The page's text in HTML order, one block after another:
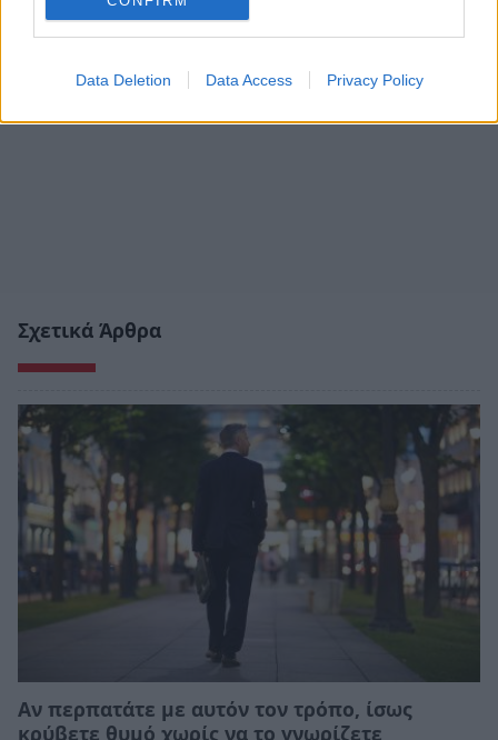
Data Deletion Data Access Privacy Policy
Σχετικά Άρθρα
Αν περπατάτε με αυτόν τον τρόπο, ίσως
κρύβετε θυμό χωρίς να το γνωρίζετε